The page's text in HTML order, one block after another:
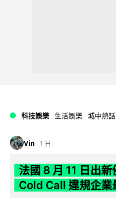
科技娛樂 生活娛樂 城中熱話
Vin 1 日
法國 8 月 11 日出
Cold Call 違規企